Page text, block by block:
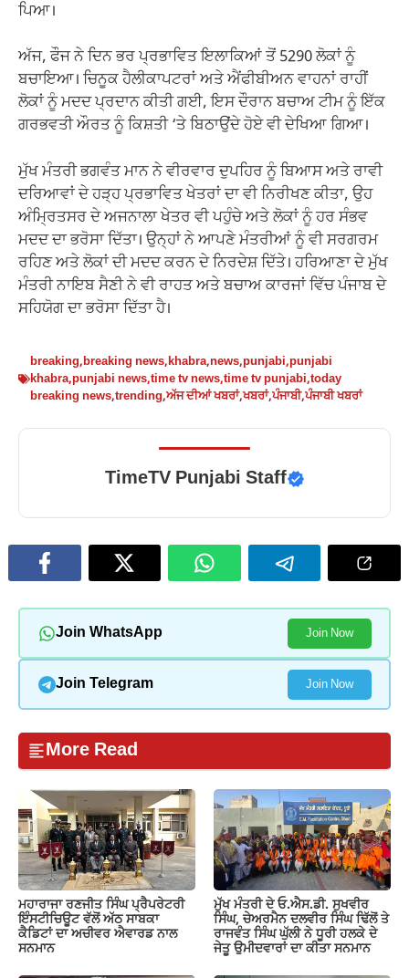
ਪਿਆ।
ਅੱਜ, ਫੌਜ ਨੇ ਦਿਨ ਭਰ ਪ੍ਰਭਾਵਿਤ ਇਲਾਕਿਆਂ ਤੋਂ 5290 ਲੋਕਾਂ ਨੂੰ
ਬਚਾਇਆ। ਚਿਨੂਕ ਹੈਲੀਕਾਪਟਰਾਂ ਅਤੇ ਐਂਫੀਬੀਅਨ ਵਾਹਨਾਂ ਰਾਹੀਂ
ਲੋਕਾਂ ਨੂੰ ਮਦਦ ਪ੍ਰਦਾਨ ਕੀਤੀ ਗਈ, ਇਸ ਦੌਰਾਨ ਬਚਾਅ ਟੀਮ ਨੂੰ ਇੱਕ
ਗਰਭਵਤੀ ਔਰਤ ਨੂੰ ਕਿਸ਼ਤੀ ‘ਤੇ ਬਿਠਾਉਂਦੇ ਹੋਏ ਵੀ ਦੇਖਿਆ ਗਿਆ।
ਮੁੱਖ ਮੰਤਰੀ ਭਗਵੰਤ ਮਾਨ ਨੇ ਵੀਰਵਾਰ ਦੁਪਹਿਰ ਨੂੰ ਬਿਆਸ ਅਤੇ ਰਾਵੀ
ਦਰਿਆਵਾਂ ਦੇ ਹੜ੍ਹ ਪ੍ਰਭਾਵਿਤ ਖੇਤਰਾਂ ਦਾ ਵੀ ਨਿਰੀਖਣ ਕੀਤਾ, ਉਹ
ਅੰਮ੍ਰਿਤਸਰ ਦੇ ਅਜਨਾਲਾ ਖੇਤਰ ਵੀ ਪਹੁੰਚੇ ਅਤੇ ਲੋਕਾਂ ਨੂੰ ਹਰ ਸੰਭਵ
ਮਦਦ ਦਾ ਭਰੋਸਾ ਦਿੱਤਾ। ਉਨ੍ਹਾਂ ਨੇ ਆਪਣੇ ਮੰਤਰੀਆਂ ਨੂੰ ਵੀ ਸਰਗਰਮ
ਰਹਿਣ ਅਤੇ ਲੋਕਾਂ ਦੀ ਮਦਦ ਕਰਨ ਦੇ ਨਿਰਦੇਸ਼ ਦਿੱਤੇ। ਹਰਿਆਣਾ ਦੇ ਮੁੱਖ
ਮੰਤਰੀ ਨਾਇਬ ਸੈਣੀ ਨੇ ਵੀ ਰਾਹਤ ਅਤੇ ਬਚਾਅ ਕਾਰਜਾਂ ਵਿੱਚ ਪੰਜਾਬ ਦੇ
ਸਹਿਯੋਗ ਦਾ ਭਰੋਸਾ ਦਿੱਤਾ ਹੈ।
breaking,breaking news,khabra,news,punjabi,punjabi
khabra,punjabi news,time tv news,time tv punjabi,today
breaking news,trending,ਅੱਜ ਦੀਆਂ ਖਬਰਾਂ,ਖਬਰਾਂ,ਪੰਜਾਬੀ,ਪੰਜਾਬੀ ਖਬਰਾਂ
TimeTV Punjabi Staff
Join WhatsApp Join Now
Join Telegram Join Now
More Read
ਮਹਾਰਾਜਾ ਰਣਜੀਤ ਸਿੰਘ ਪ੍ਰੈਪਰੇਟਰੀ
ਇੰਸਟੀਚਿਊਟ ਵੱਲੋਂ ਅੱਠ ਸਾਬਕਾ
ਕੈਡਿਟਾਂ ਦਾ ਅਚੀਵਰ ਐਵਾਰਡ ਨਾਲ
ਸਨਮਾਨ
ਮੁੱਖ ਮੰਤਰੀ ਦੇ ਓ.ਐਸ.ਡੀ. ਸੁਖਵੀਰ
ਸਿੰਘ, ਚੇਅਰਮੈਨ ਦਲਵੀਰ ਸਿੰਘ ਢਿੱਲੋਂ ਤੇ
ਰਾਜਵੰਤ ਸਿੰਘ ਘੁੱਲੀ ਨੇ ਧੂਰੀ ਹਲਕੇ ਦੇ
ਜੇਤੂ ਉਮੀਦਵਾਰਾਂ ਦਾ ਕੀਤਾ ਸਨਮਾਨ